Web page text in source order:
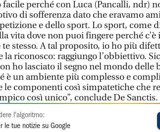
facile perché con Luca (Pancalli, ndr)
di sofferenza dato che eravamo
e dello sport. Lo sport, come
vita dove non puoi fingere perché
te stesso. A tal proposito, io ho più
la riconosco: raggiungo l’obbiettivo.
ho lasciato il segno nel mondo delle
è un ambiente più complesso e
le componenti così simpatetiche che
così unico”, conclude De Sanctis.
l'algoritmo:
le tue notizie su Google